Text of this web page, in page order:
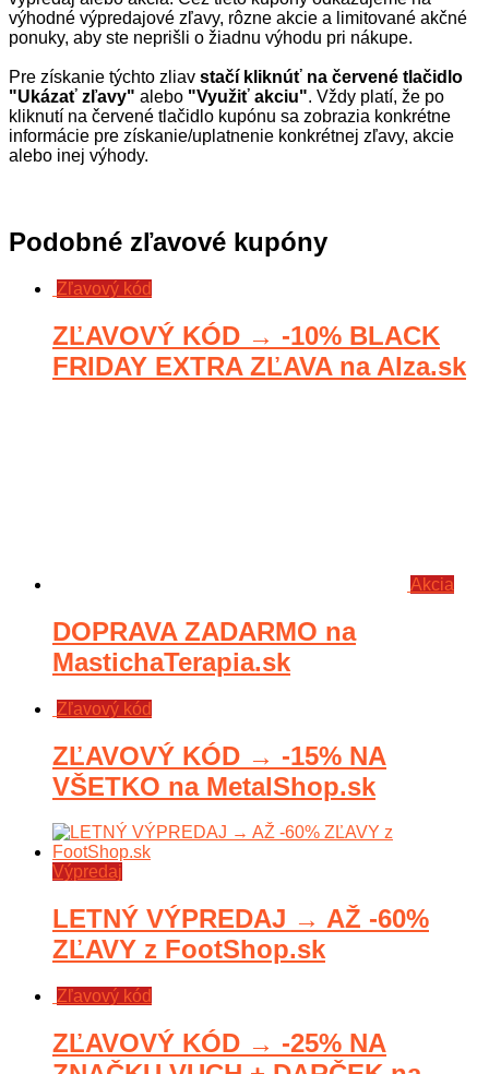
výhodné výpredajové zľavy, rôzne akcie a limitované akčné
ponuky, aby ste neprišli o žiadnu výhodu pri nákupe.
Pre získanie týchto zliav stačí kliknúť na červené tlačidlo
"Ukázať zľavy" alebo "Využiť akciu". Vždy platí, že po
kliknutí na červené tlačidlo kupónu sa zobrazia konkrétne
informácie pre získanie/uplatnenie konkrétnej zľavy, akcie
alebo inej výhody.
Podobné zľavové kupóny
Zľavový kód
ZĽAVOVÝ KÓD → -10% BLACK
FRIDAY EXTRA ZĽAVA na Alza.sk
Akcia
DOPRAVA ZADARMO na
MastichaTerapia.sk
Zľavový kód
ZĽAVOVÝ KÓD → -15% NA
VŠETKO na MetalShop.sk
Výpredaj
LETNÝ VÝPREDAJ → AŽ -60%
ZĽAVY z FootShop.sk
Zľavový kód
ZĽAVOVÝ KÓD → -25% NA